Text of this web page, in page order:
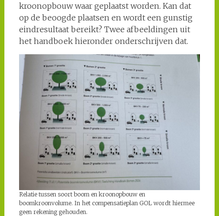
kroonopbouw waar geplaatst worden. Kan dat
op de beoogde plaatsen en wordt een gunstig
eindresultaat bereikt? Twee afbeeldingen uit
het handboek hieronder onderschrijven dat.
Relatie tussen soort boom en kroonopbouw en
boomkroonvolume. In het compensatieplan GOL wordt hiermee
geen rekening gehouden.